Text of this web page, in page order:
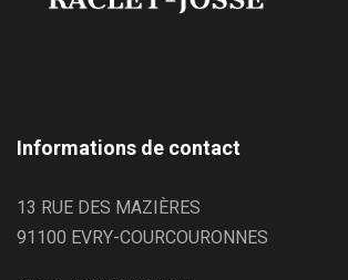
Informations de contact
13 RUE DES MAZIÈRES
91100 EVRY-COURCOURONNES